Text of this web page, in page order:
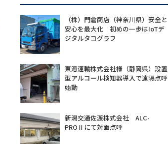
（株）門倉商店（神奈川県）安全と
安心を最大化 初めの一歩はIoTデ
ジタルタコグラフ
東溶運輸株式会社様（静岡県）設置
型アルコール検知器導入で遠隔点呼
始動
新潟交通佐渡株式会社 ALC-
PROⅡにて対面点呼